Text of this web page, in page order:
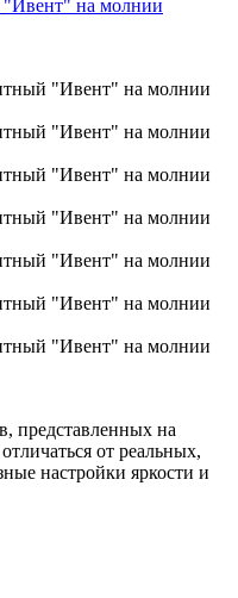
представленных на
от реальных,
настройки яркости и